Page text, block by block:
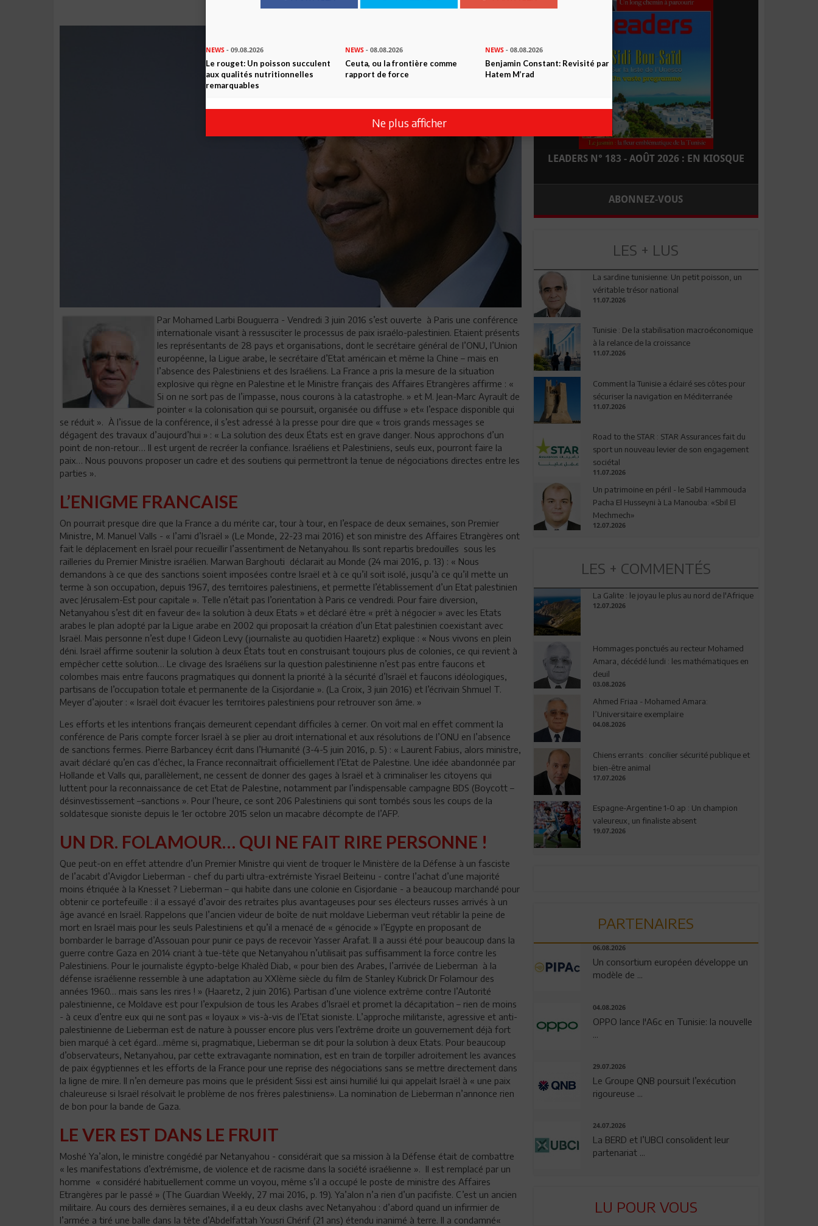
Par Mohamed Larbi Bouguerra - Vendredi 3 juin 2016 s’est ouverte à Paris une conférence
internationale visant à ressusciter le processus de paix israélo-palestinien. Etaient présents
les représentants de 28 pays et organisations, dont le secrétaire général de l’ONU, l’Union
européenne, la Ligue arabe, le secrétaire d’Etat américain et même la Chine – mais en
l’absence des Palestiniens et des Israéliens. La France a pris la mesure de la situation
explosive qui règne en Palestine et le Ministre français des Affaires Etrangères affirme : «
Si on ne sort pas de l’impasse, nous courons à la catastrophe. » et M. Jean-Marc Ayrault de
pointer « la colonisation qui se poursuit, organisée ou diffuse » et« l’espace disponible qui
se réduit ». À l’issue de la conférence, il s’est adressé à la presse pour dire que « trois grands messages se
dégagent des travaux d’aujourd’hui » : « La solution des deux États est en grave danger. Nous approchons d’un
point de non-retour… Il est urgent de recréer la confiance. Israéliens et Palestiniens, seuls eux, pourront faire la
paix… Nous pouvons proposer un cadre et des soutiens qui permettront la tenue de négociations directes entre les
parties ».
L’ENIGME FRANCAISE
On pourrait presque dire que la France a du mérite car, tour à tour, en l’espace de deux semaines, son Premier
Ministre, M. Manuel Valls - « l’ami d’Israël » (Le Monde, 22-23 mai 2016) et son ministre des Affaires Etrangères ont
fait le déplacement en Israël pour recueillir l’assentiment de Netanyahou. Ils sont repartis bredouilles sous les
railleries du Premier Ministre israélien. Marwan Barghouti déclarait au Monde (24 mai 2016, p. 13) : « Nous
demandons à ce que des sanctions soient imposées contre Israël et à ce qu’il soit isolé, jusqu’à ce qu’il mette un
terme à son occupation, depuis 1967, des territoires palestiniens, et permette l’établissement d’un Etat palestinien
avec Jérusalem-Est pour capitale ». Telle n’était pas l’orientation à Paris ce vendredi. Pour faire diversion,
Netanyahou s’est dit en faveur de« la solution à deux Etats » et déclaré être « prêt à négocier » avec les Etats
arabes le plan adopté par la Ligue arabe en 2002 qui proposait la création d’un Etat palestinien coexistant avec
Israël. Mais personne n’est dupe ! Gideon Levy (journaliste au quotidien Haaretz) explique : « Nous vivons en plein
déni. Israël affirme soutenir la solution à deux États tout en construisant toujours plus de colonies, ce qui revient à
empêcher cette solution… Le clivage des Israéliens sur la question palestinienne n’est pas entre faucons et
colombes mais entre faucons pragmatiques qui donnent la priorité à la sécurité d’Israël et faucons idéologiques,
partisans de l’occupation totale et permanente de la Cisjordanie ». (La Croix, 3 juin 2016) et l’écrivain Shmuel T.
Meyer d’ajouter : « Israël doit évacuer les territoires palestiniens pour retrouver son âme. »
Les efforts et les intentions français demeurent cependant difficiles à cerner. On voit mal en effet comment la
conférence de Paris compte forcer Israël à se plier au droit international et aux résolutions de l’ONU en l’absence
de sanctions fermes. Pierre Barbancey écrit dans l’Humanité (3-4-5 juin 2016, p. 5) : « Laurent Fabius, alors ministre,
avait déclaré qu’en cas d’échec, la France reconnaîtrait officiellement l’Etat de Palestine. Une idée abandonnée par
Hollande et Valls qui, parallèlement, ne cessent de donner des gages à Israël et à criminaliser les citoyens qui
luttent pour la reconnaissance de cet Etat de Palestine, notamment par l’indispensable campagne BDS (Boycott –
désinvestissement –sanctions ». Pour l’heure, ce sont 206 Palestiniens qui sont tombés sous les coups de la
soldatesque sioniste depuis le 1er octobre 2015 selon un macabre décompte de l’AFP.
UN DR. FOLAMOUR… QUI NE FAIT RIRE PERSONNE !
Que peut-on en effet attendre d’un Premier Ministre qui vient de troquer le Ministère de la Défense à un fasciste
de l’acabit d’Avigdor Lieberman - chef du parti ultra-extrémiste Yisrael Beiteinu - contre l’achat d’une majorité
moins étriquée à la Knesset ? Lieberman – qui habite dans une colonie en Cisjordanie - a beaucoup marchandé pour
obtenir ce portefeuille : il a essayé d’avoir des retraites plus avantageuses pour ses électeurs russes arrivés à un
âge avancé en Israël. Rappelons que l’ancien videur de boîte de nuit moldave Lieberman veut rétablir la peine de
mort en Israël mais pour les seuls Palestiniens et qu’il a menacé de « génocide » l’Egypte en proposant de
bombarder le barrage d’Assouan pour punir ce pays de recevoir Yasser Arafat. Il a aussi été pour beaucoup dans la
guerre contre Gaza en 2014 criant à tue-tête que Netanyahou n’utilisait pas suffisamment la force contre les
Palestiniens. Pour le journaliste égypto-belge Khalèd Diab, « pour bien des Arabes, l’arrivée de Lieberman à la
défense israélienne ressemble à une adaptation au XXIème siècle du film de Stanley Kubrick Dr Folamour des
années 1960… mais sans les rires ! » (Haaretz, 2 juin 2016). Partisan d’une violence extrême contre l’Autorité
palestinienne, ce Moldave est pour l’expulsion de tous les Arabes d’Israël et promet la décapitation – rien de moins
- à ceux d’entre eux qui ne sont pas « loyaux » vis-à-vis de l’Etat sioniste. L’approche militariste, agressive et anti-
palestinienne de Lieberman est de nature à pousser encore plus vers l’extrême droite un gouvernement déjà fort
bien marqué à cet égard…même si, pragmatique, Lieberman se dit pour la solution à deux Etats. Pour beaucoup
d’observateurs, Netanyahou, par cette extravagante nomination, est en train de torpiller adroitement les avances
de paix égyptiennes et les efforts de la France pour une reprise des négociations sans se mettre directement dans
la ligne de mire. Il n’en demeure pas moins que le président Sissi est ainsi humilié lui qui appelait Israël à « une paix
chaleureuse si Israël résolvait le problème de nos frères palestiniens». La nomination de Lieberman n’annonce rien
de bon pour la bande de Gaza.
LE VER EST DANS LE FRUIT
Moshé Ya’alon, le ministre congédié par Netanyahou - considérait que sa mission à la Défense était de combattre
« les manifestations d’extrémisme, de violence et de racisme dans la société israélienne ». Il est remplacé par un
homme « considéré habituellement comme un voyou, même s’il a occupé le poste de ministre des Affaires
Etrangères par le passé » (The Guardian Weekly, 27 mai 2016, p. 19). Ya’alon n’a rien d’un pacifiste. C’est un ancien
militaire. Au cours des dernières semaines, il a eu deux clashs avec Netanyahou : d’abord quand un infirmier de
l’armée a tiré une balle dans la tête d’Abdelfattah Yousri Chérif (21 ans) étendu inanimé à terre. Il a condamné«
LEADERS N° 183 - AOÛT 2026 : EN KIOSQUE
ABONNEZ-VOUS
LES + LUS
La sardine tunisienne: Un petit poisson, un
véritable trésor national
11.07.2026
Tunisie : De la stabilisation macroéconomique
à la relance de la croissance
11.07.2026
Comment la Tunisie a éclairé ses côtes pour
sécuriser la navigation en Méditerranée
11.07.2026
Road to the STAR : STAR Assurances fait du
sport un nouveau levier de son engagement
sociétal
11.07.2026
Un patrimoine en péril - le Sabil Hammouda
Pacha El Husseyni à La Manouba: «Sbil El
Mechmech»
12.07.2026
LES + COMMENTÉS
La Galite : le joyau le plus au nord de l'Afrique
12.07.2026
Hommages ponctués au recteur Mohamed
Amara, décédé lundi : les mathématiques en
deuil
03.08.2026
Ahmed Friaa - Mohamed Amara:
l’Universitaire exemplaire
04.08.2026
Chiens errants : concilier sécurité publique et
bien-être animal
17.07.2026
Espagne-Argentine 1-0 ap : Un champion
valeureux, un finaliste absent
19.07.2026
PARTENAIRES
06.08.2026
Un consortium européen développe un
modèle de ...
04.08.2026
OPPO lance l'A6c en Tunisie: la nouvelle
29.07.2026
Le Groupe QNB poursuit l’exécution
rigoureuse ...
24.07.2026
La BERD et l’UBCI consolident leur
partenariat ...
LU POUR VOUS
NEWS - 09.08.2026
Le rouget: Un poisson succulent
aux qualités nutritionnelles
remarquables
NEWS - 08.08.2026
Ceuta, ou la frontière comme
rapport de force
NEWS- 08.08.2026
Benjamin Constant: Revisité par
Hatem M’rad
Ne plus afficher